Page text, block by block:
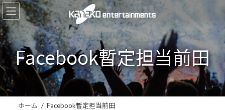
コ
ン
テ
ン
へ
ス
キ
ナ
ビ
ゲ
ー
ョ
ン
に
Facebook暫定担当前田
ホーム Facebook暫定担当前田